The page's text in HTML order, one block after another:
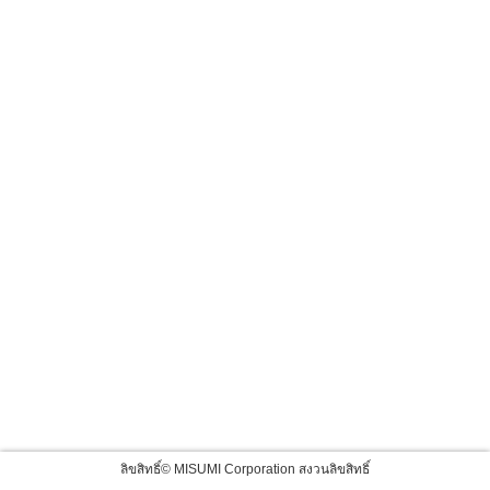
ลิขสิทธิ์© MISUMI Corporation สงวนลิขสิทธิ์